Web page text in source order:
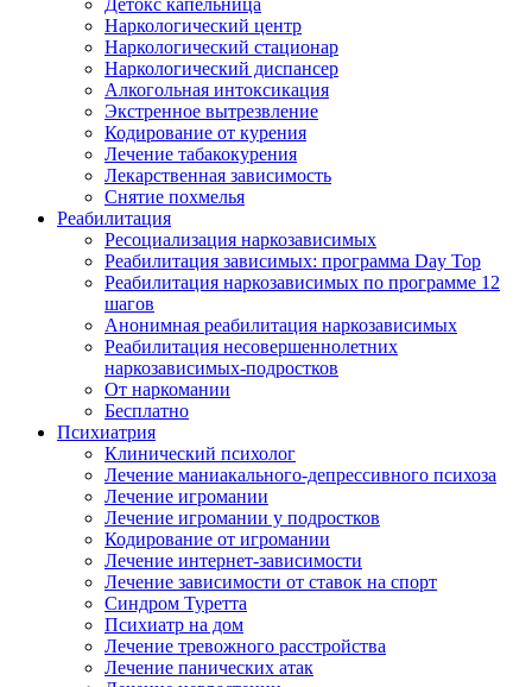
Детокс капельница
Наркологический центр
Наркологический стационар
Наркологический диспансер
Алкогольная интоксикация
Экстренное вытрезвление
Кодирование от курения
Лечение табакокурения
Лекарственная зависимость
Снятие похмелья
Реабилитация
Ресоциализация наркозависимых
Реабилитация зависимых: программа Day Top
Реабилитация наркозависимых по программе 12
шагов
Анонимная реабилитация наркозависимых
Реабилитация несовершеннолетних
наркозависимых-подростков
От наркомании
Бесплатно
Психиатрия
Клинический психолог
Лечение маниакального-депрессивного психоза
Лечение игромании
Лечение игромании у подростков
Кодирование от игромании
Лечение интернет-зависимости
Лечение зависимости от ставок на спорт
Синдром Туретта
Психиатр на дом
Лечение тревожного расстройства
Лечение панических атак